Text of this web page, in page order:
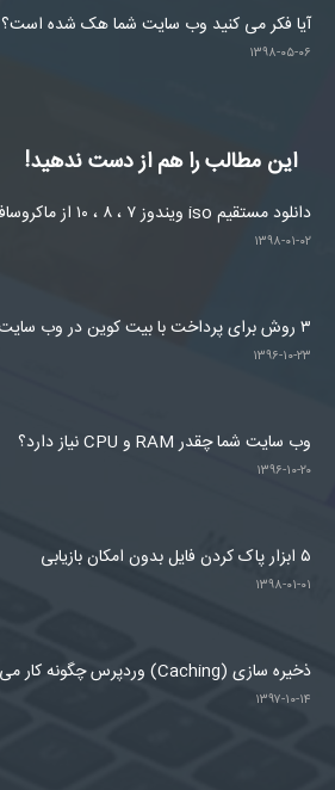
آیا فکر می کنید وب سایت شما هک شده است؟
۱۳۹۸-۰۵-۰۶
این مطالب را هم از دست ندهید!
دانلود مستقیم iso ویندوز ۷ ، ۸ ، ۱۰ از ماکروسافت
۱۳۹۸-۰۱-۰۲
۳ روش برای پرداخت با بیت کوین در وب سایت شما
۱۳۹۶-۱۰-۲۳
وب سایت شما چقدر RAM و CPU نیاز دارد؟
۱۳۹۶-۱۰-۲۰
۵ ابزار پاک کردن فایل بدون امکان بازیابی
۱۳۹۸-۰۱-۰۱
ذخیره سازی (Caching) وردپرس چگونه کار می کند
۱۳۹۷-۱۰-۱۴